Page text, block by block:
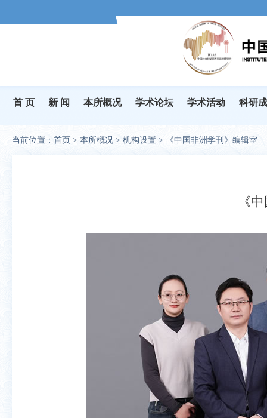
首 页 新 闻 本所概况 学术论坛 学术活动 科研
当前位置： 首页 > 本所概况 > 机构设置 > 《中国非洲学刊》编辑室
《